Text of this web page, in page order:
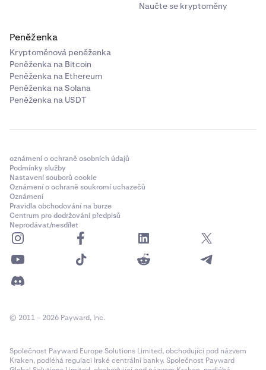
Naučte se kryptoměny
Peněženka
Kryptoměnová peněženka
Peněženka na Bitcoin
Peněženka na Ethereum
Peněženka na Solana
Peněženka na USDT
oznámení o ochraně osobních údajů
Podmínky služby
Nastavení souborů cookie
Oznámení o ochraně soukromí uchazečů
Oznámení
Pravidla obchodování na burze
Centrum pro dodržování předpisů
Neprodávat/nesdílet
© 2011 – 2026 Payward, Inc.
Společnost Payward Europe Solutions Limited, obchodující pod názvem
Kraken, podléhá regulaci Irské centrální banky. Společnost Payward